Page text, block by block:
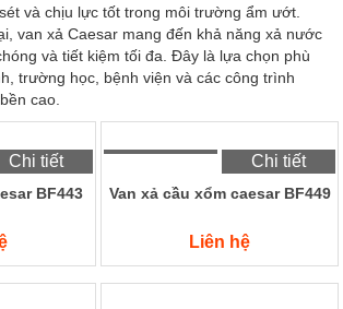
và chịu lực tốt trong môi trường ẩm ướt.
van xả Caesar mang đến khả năng xả nước
và tiết kiệm tối đa. Đây là lựa chọn phù
trường học, bệnh viện và các công trình
cao.
Chi tiết
BF443
Chi tiết
Van xả cầu xổm caesar BF449
Liên hệ